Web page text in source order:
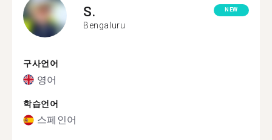
S.
Bengaluru
NEW
구사언어
영어
학습언어
스페인어